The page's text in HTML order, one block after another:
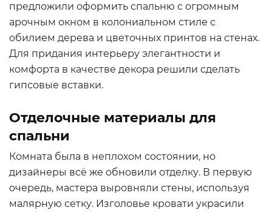
предложили оформить спальню с огромным
арочным окном в колониальном стиле с
обилием дерева и цветочных принтов на стенах.
Для придания интерьеру элегантности и
комфорта в качестве декора решили сделать
гипсовые вставки.
Отделочные материалы для
спальни
Комната была в неплохом состоянии, но
дизайнеры всё же обновили отделку. В первую
очередь, мастера выровняли стены, используя
малярную сетку. Изголовье кровати украсили